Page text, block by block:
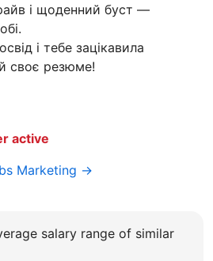
і щоденний буст —
і тебе зацікавила
своє резюме!
active
Marketing →
salary range of similar